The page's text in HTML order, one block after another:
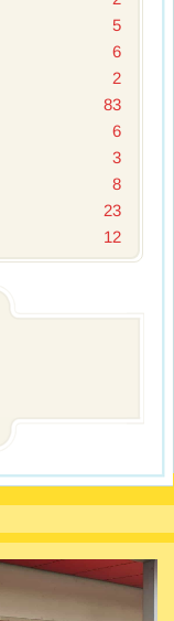
5
6
2
83
6
3
8
23
12